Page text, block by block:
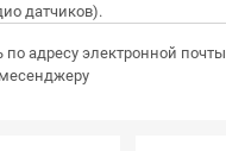
датчиков).
адресу электронной почты